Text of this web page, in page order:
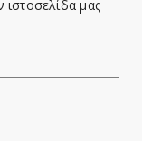
ιστοσελίδα μας